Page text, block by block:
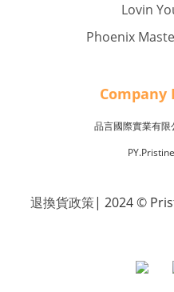
Lovin
Phoenix
Company
品言國際實業有
退換貨政策| 2024 ©